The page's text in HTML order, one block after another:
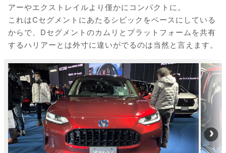
アーやエクストレイルより僅かにコンパクトに。
これはCセグメントにあたるシビックをベースにしている
からで、Dセグメントのカムリとプラットフォームを共有
するハリアーとは外寸に違いがでるのは当然と言えます。